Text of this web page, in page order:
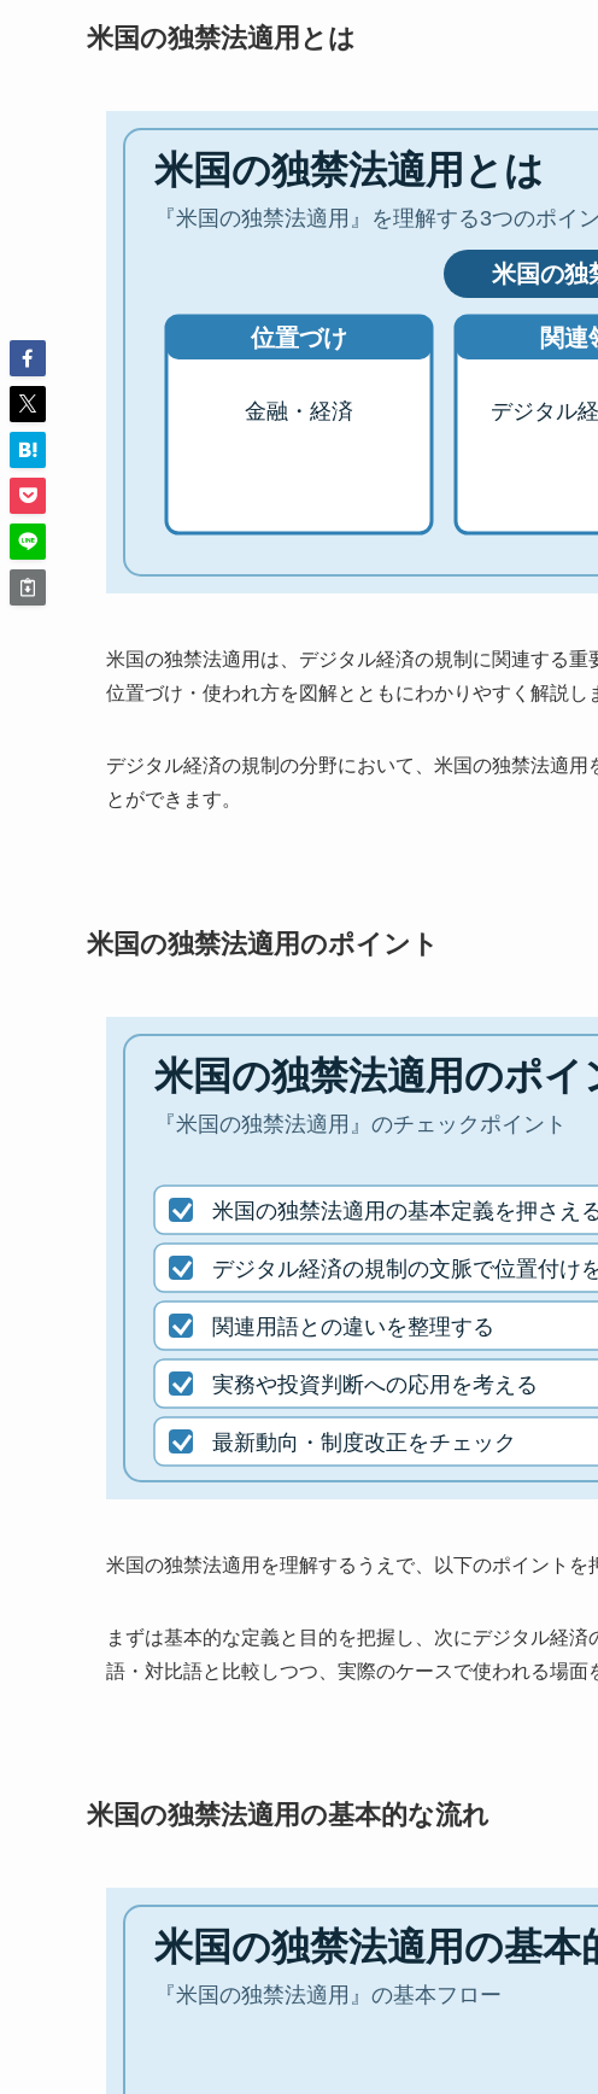
米国の独禁法適用とは
米国の独禁法適用は、デジタル経済の規制に関連する
位置づけ・使われ方を図解とともにわかりやすく解説し
デジタル経済の規制の分野において、米国の独禁法適
とができます。
米国の独禁法適用のポイント
米国の独禁法適用を理解するうえで、以下のポイントを
まずは基本的な定義と目的を把握し、次にデジタル経
語・対比語と比較しつつ、実際のケースで使われる場面
米国の独禁法適用の基本的な流れ